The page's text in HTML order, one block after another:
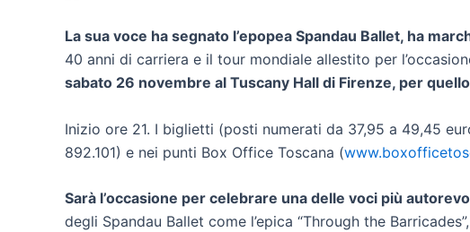
La sua voce ha segnato l’epopea Spandau Ballet, ha
40 anni di carriera e il tour mondiale allestito per
sabato 26 novembre al Tuscany Hall di Firenze, per
Inizio ore 21. I biglietti (posti numerati da 37,95 a 49,45
892.101) e nei punti Box Office Toscana (
Sarà l’occasione per celebrare una delle voci più
degli Spandau Ballet come l’epica “Through the